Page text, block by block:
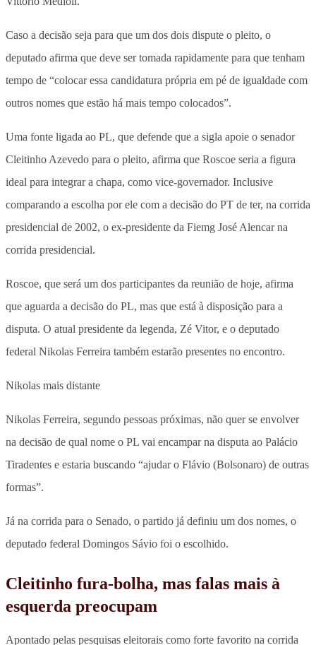
Caso a decisão seja para que um dos dois dispute o pleito, o
deputado afirma que deve ser tomada rapidamente para que tenham
tempo de “colocar essa candidatura própria em pé de igualdade com
outros nomes que estão há mais tempo colocados”.
Uma fonte ligada ao PL, que defende que a sigla apoie o senador
Cleitinho Azevedo para o pleito, afirma que Roscoe seria a figura
ideal para integrar a chapa, como vice-governador. Inclusive
comparando a escolha por ele com a decisão do PT de ter, na corrida
presidencial de 2002, o ex-presidente da Fiemg José Alencar na
corrida presidencial.
Roscoe, que será um dos participantes da reunião de hoje, afirma
que aguarda a decisão do PL, mas que está à disposição para a
disputa. O atual presidente da legenda, Zé Vitor, e o deputado
federal Nikolas Ferreira também estarão presentes no encontro.
Nikolas mais distante
Nikolas Ferreira, segundo pessoas próximas, não quer se envolver
na decisão de qual nome o PL vai encampar na disputa ao Palácio
Tiradentes e estaria buscando “ajudar o Flávio (Bolsonaro) de outras
formas”.
Já na corrida para o Senado, o partido já definiu um dos nomes, o
deputado federal Domingos Sávio foi o escolhido.
Cleitinho fura-bolha, mas falas mais à
esquerda preocupam
Apontado pelas pesquisas eleitorais como forte favorito na corrida